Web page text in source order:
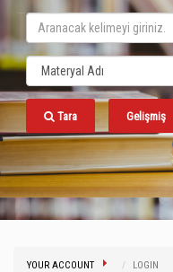
Tara Gelişmiş
YOUR ACCOUNT LOGIN